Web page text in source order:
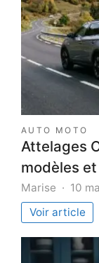
AUTO MOTO
Attelages
modèles
Marise 10
Voir article